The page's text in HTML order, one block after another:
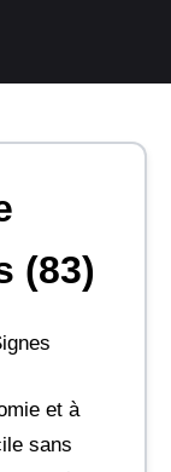
(83)
et à
sans